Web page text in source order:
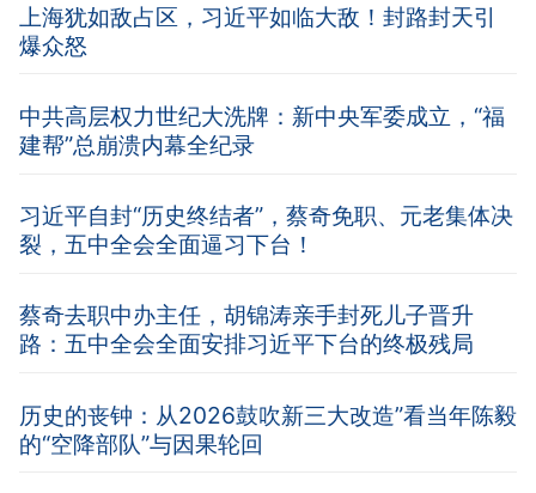
上海犹如敌占区，习近平如临大敌！封路封天引
爆众怒
中共高层权力世纪大洗牌：新中央军委成立，“福
建帮”总崩溃内幕全纪录
习近平自封“历史终结者”，蔡奇免职、元老集体决
裂，五中全会全面逼习下台！
蔡奇去职中办主任，胡锦涛亲手封死儿子晋升
路：五中全会全面安排习近平下台的终极残局
历史的丧钟：从2026鼓吹新三大改造”看当年陈毅
的“空降部队”与因果轮回